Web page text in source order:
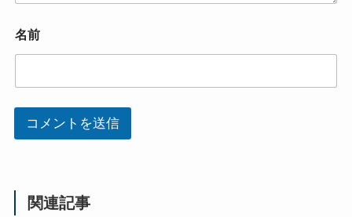
名前
コメントを送信
関連記事